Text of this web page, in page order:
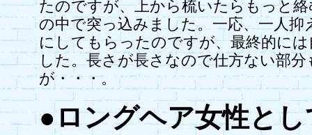
たのですが、上から梳いたらもっと
の中で突っ込みました。一応、一人抑
にしてもらったのですが、最終的に
した。長さが長さなので仕方ない部
が・・・。
●ロングヘア女性と